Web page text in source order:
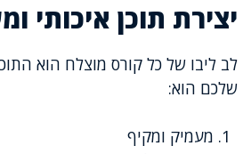
יצירת תוכן איכותי
לב ליבו של כל קורס מוצלח הוא
שלכם הוא:
מעמיק ומקיף